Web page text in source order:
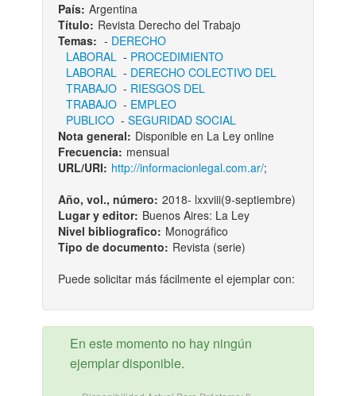
País: Argentina
Título: Revista Derecho del Trabajo
Temas: - DERECHO
LABORAL- PROCEDIMIENTO
LABORAL- DERECHO COLECTIVO DEL
TRABAJO- RIESGOS DEL
TRABAJO- EMPLEO
PUBLICO- SEGURIDAD SOCIAL
Nota general: Disponible en La Ley online
Frecuencia: mensual
URL/URI: http://informacionlegal.com.ar/;
Año, vol., número: 2018- lxxviii(9-septiembre)
Lugar y editor: Buenos Aires: La Ley
Nivel bibliografico: Monográfico
Tipo de documento: Revista (serie)
Puede solicitar más fácilmente el ejemplar con:
En este momento no hay ningún
ejemplar disponible.